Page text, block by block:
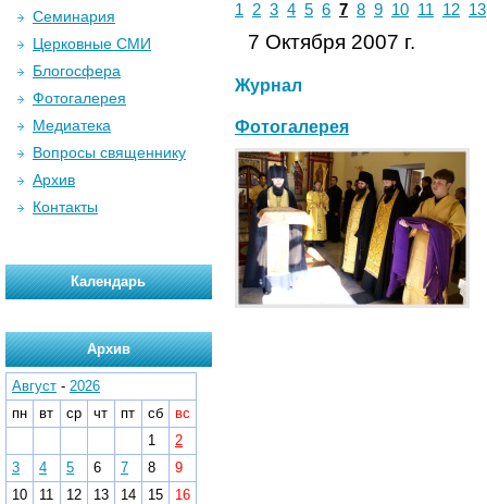
1
2 3 4 5 6 7 8 9 10 11 12 13
7 Октября 2007 г.
Журнал
Фотогалерея
Семинария
Церковные СМИ
Блогосфера
Фотогалерея
Медиатека
Вопросы священнику
Архив
Контакты
Календарь
Архив
Август - 2026
пн
вт ср чт пт сб
вс
1
2
3
4 5 6 7 8
9
10
11 12 13 14 15
16